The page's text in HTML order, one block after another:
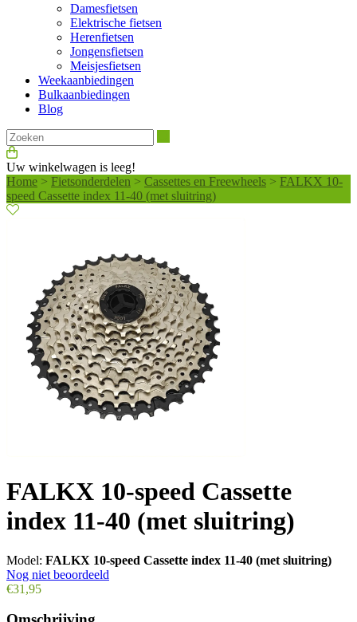
Damesfietsen
Elektrische fietsen
Herenfietsen
Jongensfietsen
Meisjesfietsen
Weekaanbiedingen
Bulkaanbiedingen
Blog
Uw winkelwagen is leeg!
Home > Fietsonderdelen > Cassettes en Freewheels > FALKX 10-
speed Cassette index 11-40 (met sluitring)
FALKX 10-speed Cassette
index 11-40 (met sluitring)
Model: FALKX 10-speed Cassette index 11-40 (met sluitring)
Nog niet beoordeeld
€31,95